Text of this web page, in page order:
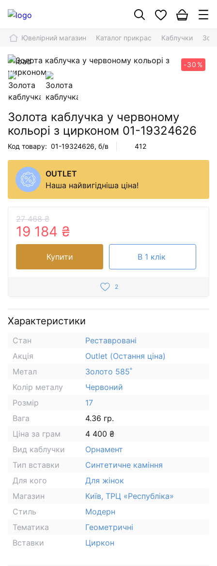
Ювелірний магазин Каталог прикрас Каблучки
-30%
Золота каблучка у червоному
кольорі з цирконом 01-19324626
Код товару: 01-19324626, б/в 412
OUTLET
Наша найвигідніша ціна!
27 468 ₴
19 184 ₴
Купити В 1 клік
2
Характеристики
Стан
Реставровані
Акція
Outlet (Остання ціна)
Метал
Золото 585˚
Колір металу
Червоний
Розмір
17
Вага
4.36 гр.
Ціна за грам
4 400 ₴
Вид каблучки
Орнамент
Тип вставки
Синтетичне каміння
Для кого
Для жінок
Магазин
Київ, ТРЦ «Республіка»
Стиль
Модерн
Тематика
Геометричні
Вставки
Циркон